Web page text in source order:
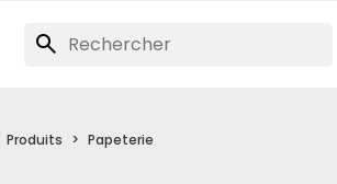
Produits Papeterie